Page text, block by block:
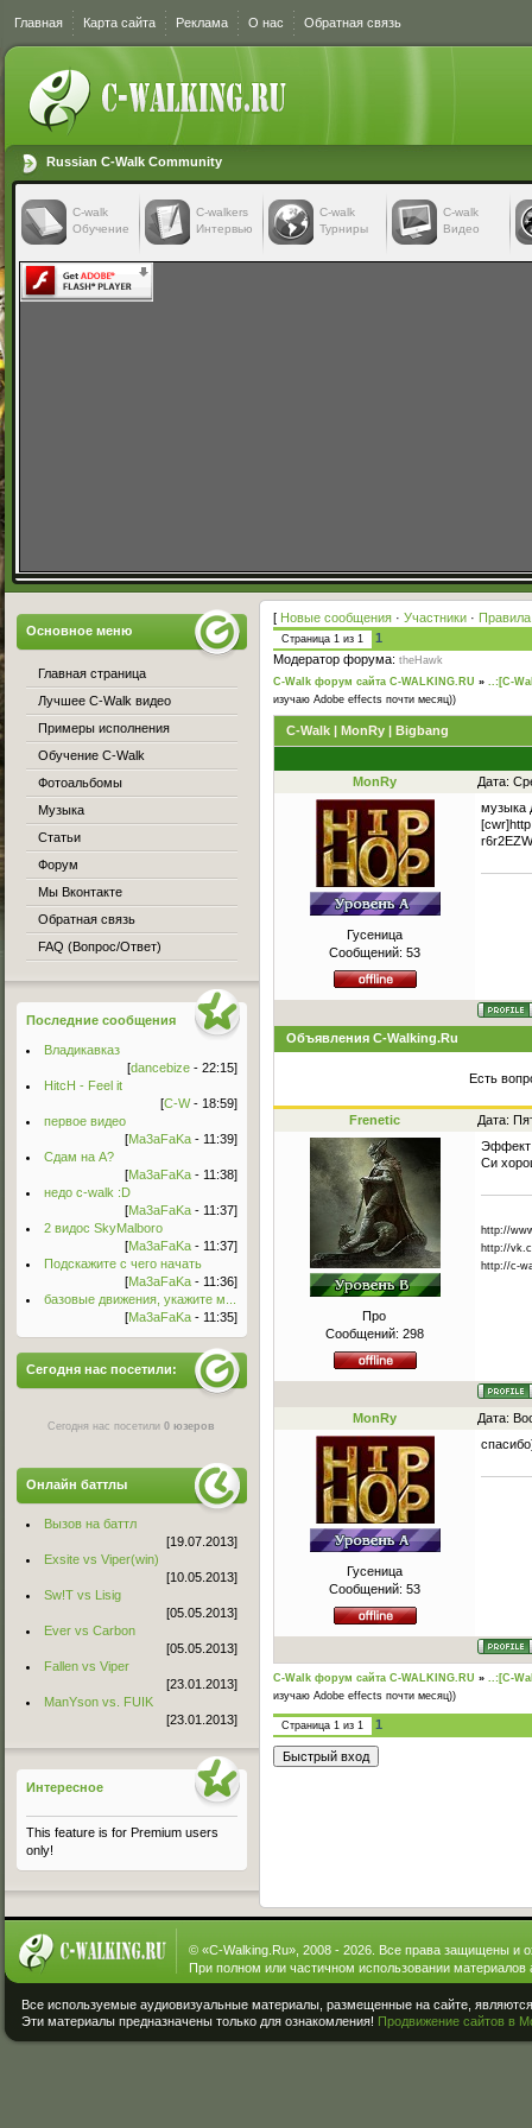
Главная Карта сайта Реклама О нас Обратная связь
Russian C-Walk Community
C-walk
Обучение
C-walkers
Интервью
С-walk
Турниры
С-walk
Видео
[ Новые сообщения · Участники ·
Страница 1 из 1
1
Модератор форума: theHawk
C-Walk форум сайта C-WALKING.RU » ..:[C-
изучаю Adobe effects почти месяц))
C-Walk | MonRy | Bigbang
MonRy Дата:
Гусеница
Сообщений: 53
музыка
Объявления C-Walking.Ru
Есть
Frenetic Дата:
Про
Сообщений: 298
Эффект
Си
http://
http://
http://c-
MonRy Дата:
Гусеница
Сообщений: 53
C-Walk форум сайта C-WALKING.RU » ..:[C-
изучаю Adobe effects почти месяц))
Страница 1 из 1 1
Основное меню
Главная страница
Лучшее C-Walk видео
Примеры исполнения
Обучение C-Walk
Фотоальбомы
Музыка
Статьи
Форум
Мы Вконтакте
Обратная связь
FAQ (Вопрос/Ответ)
Последние сообщения
Владикавказ
[dancebize - 22:15]
HitcH - Feel it
[C-W- 18:59]
первое видео
[Ma3aFaKa - 11:39]
Сдам на А?
[Ma3aFaKa - 11:38]
недо c-walk :D
[Ma3aFaKa - 11:37]
2 видос SkyMalboro
[Ma3aFaKa - 11:37]
Подскажите с чего начать
[Ma3aFaKa - 11:36]
базовые движения, укажите м...
[Ma3aFaKa - 11:35]
Сегодня нас посетили:
Сегодня нас посетили0 юзеров
Онлайн баттлы
Вызов на баттл
[19.07.2013]
Exsite vs Viper(win)
[10.05.2013]
Sw!T vs Lisig
[05.05.2013]
Ever vs Carbon
[05.05.2013]
Fallen vs Viper
[23.01.2013]
ManYson vs. FUIK
[23.01.2013]
Интересное
This feature is for Premium users
only!
© «C-Walking.Ru», 2008 - 2026. Все права защищены и
При полном или частичном использовании материалов
Все используемые аудиовизуальные материалы, размещенные на сайте,
Эти материалы предназначены только для ознакомления! Продвижение сайтов в